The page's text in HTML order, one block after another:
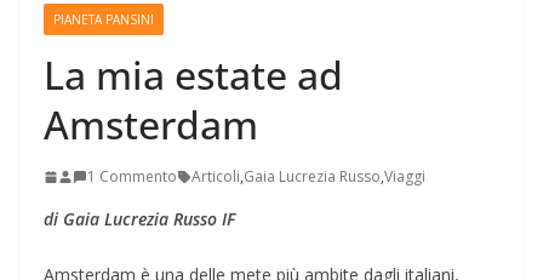
PIANETA PANSINI
La mia estate ad
Amsterdam
1 Commento Articoli,Gaia Lucrezia Russo,Viaggi
di Gaia Lucrezia Russo IF
Amsterdam è una delle mete più ambite dagli italiani,